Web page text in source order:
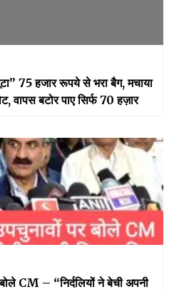
75 हजार रूपये से भरा बैग, मचाया
बटोर पाए सिर्फ 70 हज़ार
CM – “निर्दलियों ने बेची अपनी